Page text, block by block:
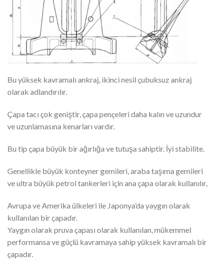
Bu yüksek kavramalı ankraj, ikinci nesil çubuksuz ankraj
olarak adlandırılır.
Çapa tacı çok geniştir, çapa pençeleri daha kalın ve uzundur
ve uzunlamasına kenarları vardır.
Bu tip çapa büyük bir ağırlığa ve tutuşa sahiptir. İyi stabilite.
Genellikle büyük konteyner gemileri, araba taşıma gemileri
ve ultra büyük petrol tankerleri için ana çapa olarak kullanılır,
Avrupa ve Amerika ülkeleri ile Japonya’da yaygın olarak
kullanılan bir çapadır.
Yaygın olarak pruva çapası olarak kullanılan, mükemmel
performansa ve güçlü kavramaya sahip yüksek kavramalı bir
çapadır.